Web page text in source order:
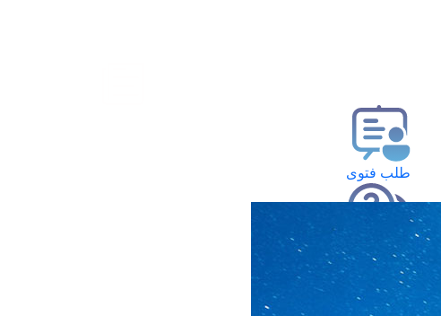
طلب فتوى
استعلام عن فتوى